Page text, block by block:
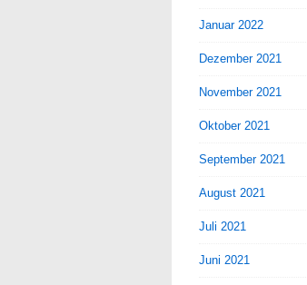
Januar 2022
Dezember 2021
November 2021
Oktober 2021
September 2021
August 2021
Juli 2021
Juni 2021